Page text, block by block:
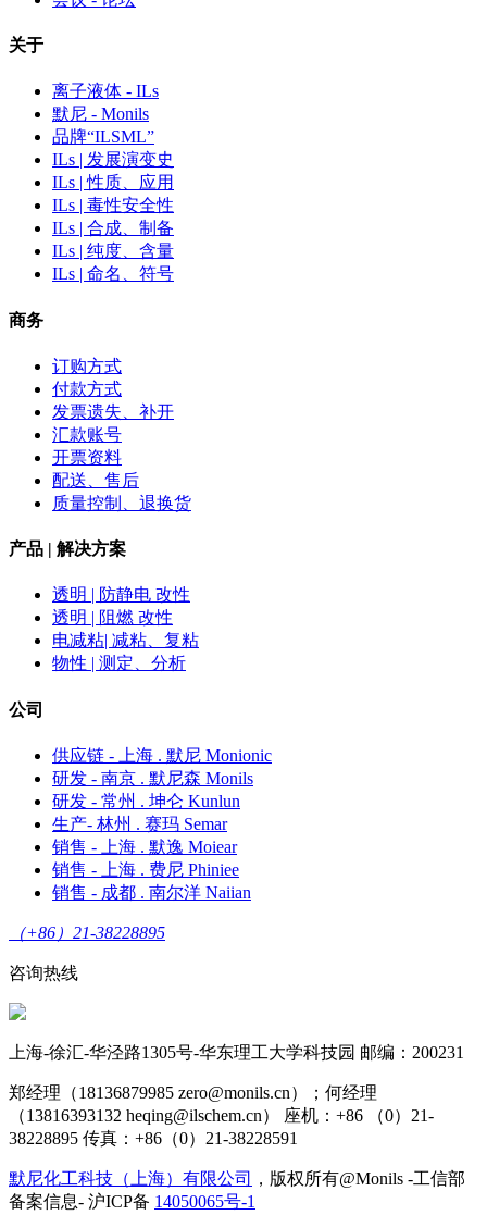
关于
离子液体 - ILs
默尼 - Monils
品牌“ILSML”
ILs | 发展演变史
ILs | 性质、应用
ILs | 毒性安全性
ILs | 合成、制备
ILs | 纯度、含量
ILs | 命名、符号
商务
订购方式
付款方式
发票遗失、补开
汇款账号
开票资料
配送、售后
质量控制、退换货
产品 | 解决方案
透明 | 防静电 改性
透明 | 阻燃 改性
电减粘| 减粘、复粘
物性 | 测定、分析
公司
供应链 - 上海 . 默尼 Monionic
研发 - 南京 . 默尼森 Monils
研发 - 常州 . 坤仑 Kunlun
生产- 林州 . 赛玛 Semar
销售 - 上海 . 默逸 Moiear
销售 - 上海 . 费尼 Phiniee
销售 - 成都 . 南尔洋 Naiian
（+86）21-38228895
咨询热线
上海-徐汇-华泾路1305号-华东理工大学科技园 邮编：200231
郑经理（18136879985 zero@monils.cn）；何经理
（13816393132 heqing@ilschem.cn） 座机：+86 （0）21-
38228895 传真：+86（0）21-38228591
默尼化工科技（上海）有限公司
，版权所有@Monils -工信部
备案信息- 沪ICP备 14050065号-1